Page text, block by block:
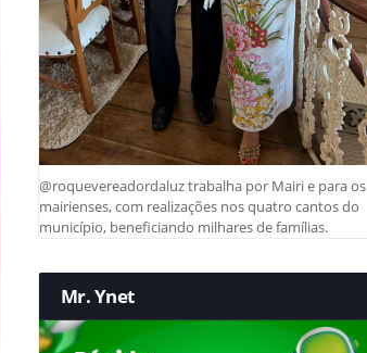
@roquevereadordaluz trabalha por Mairi e para os
mairienses, com realizações nos quatro cantos do
município, beneficiando milhares de famílias.
Mr. Ynet